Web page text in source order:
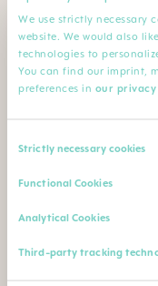
We use strictly necessary
website. We would also
technologies to
You can find our imprint,
preferences in our
Strictly necessary cookies
Functional Cookies
Analytical Cookies
Third-party tracking
Name der Einrichtung
Ärzteausweis,
Oder senden/
folgende